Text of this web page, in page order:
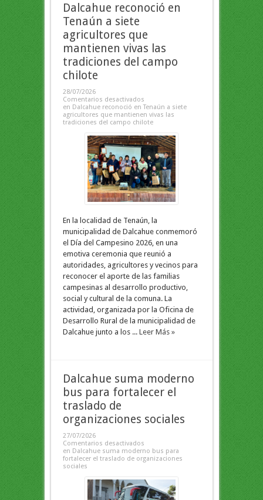
Dalcahue reconoció en
Tenaún a siete
agricultores que
mantienen vivas las
tradiciones del campo
chilote
28/07/2026
Comentarios desactivados
en Dalcahue reconoció en Tenaún a siete
agricultores que mantienen vivas las
tradiciones del campo chilote
En la localidad de Tenaún, la
municipalidad de Dalcahue conmemoró
el Día del Campesino 2026, en una
emotiva ceremonia que reunió a
autoridades, agricultores y vecinos para
reconocer el aporte de las familias
campesinas al desarrollo productivo,
social y cultural de la comuna. La
actividad, organizada por la Oficina de
Desarrollo Rural de la municipalidad de
Dalcahue junto a los ... Leer Más »
Dalcahue suma moderno
bus para fortalecer el
traslado de
organizaciones sociales
27/07/2026
Comentarios desactivados
en Dalcahue suma moderno bus para
fortalecer el traslado de organizaciones
sociales